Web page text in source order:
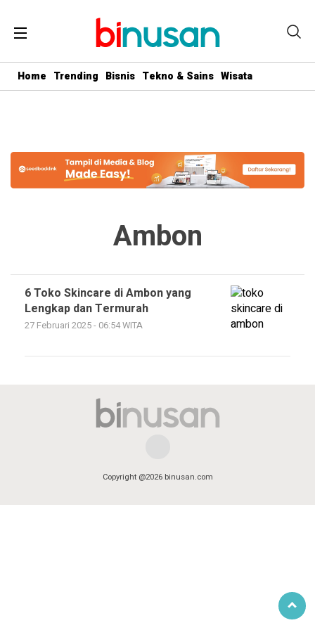
center} #geserkiri, #geserkanan { display: none } .totalpembaca {
display: none }
Home Trending Bisnis Tekno & Sains Wisata
Ambon
6 Toko Skincare di Ambon yang
Lengkap dan Termurah
27 Februari 2025 - 06:54 WITA
Copyright @2026 binusan.com